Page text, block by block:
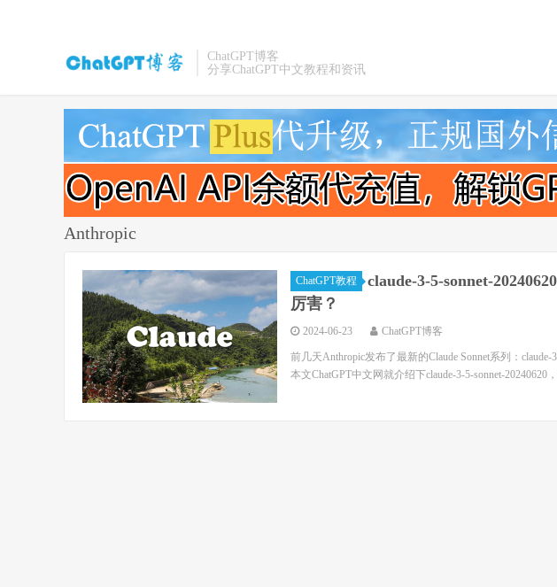
ChatGPT博客
分享ChatGPT中文教程和资讯
Anthropic
ChatGPT教程
claude-3-5-sonnet-
厉害？
2024-06-23 ChatGPT博客
前几天Anthropic发布了最新的Claude Sonnet系列：claude-
本文ChatGPT中文网就介绍下claude-3-5-sonnet-20240620